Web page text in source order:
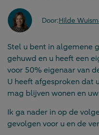
Door:Hilde
Stel u bent in algemene
gehuwd en u heeft een
voor 50% eigenaar van
U heeft afgesproken dat
mag blijven wonen en
Ik ga nader in op de
gevolgen voor u en de